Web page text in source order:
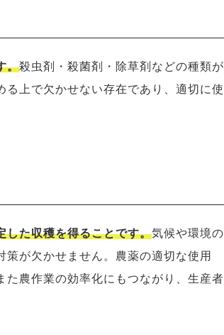
。殺虫剤・殺菌剤・除草剤などの種類が
上で欠かせない存在であり、適切に使
した収穫を得ることです。気候や環境の
が欠かせません。農薬の適切な使用
農作業の効率化にもつながり、生産者